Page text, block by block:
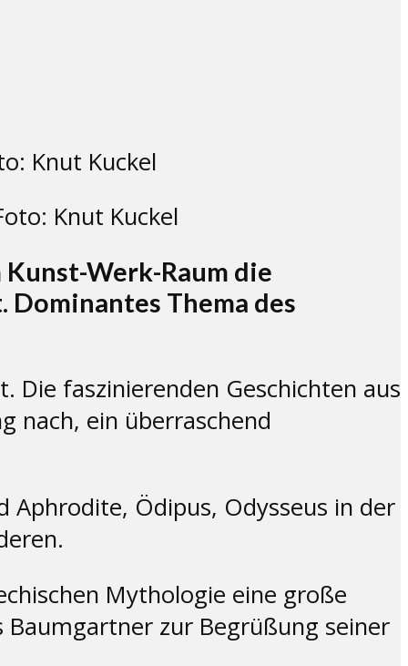
Knut Kuckel
Werk-Raum die
Thema des
Die faszinierenden Geschichten aus
nach, ein überraschend
Aphrodite, Ödipus, Odysseus in der
Mythologie eine große
Baumgartner zur Begrüßung seiner